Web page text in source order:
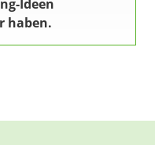
Ideen
haben.